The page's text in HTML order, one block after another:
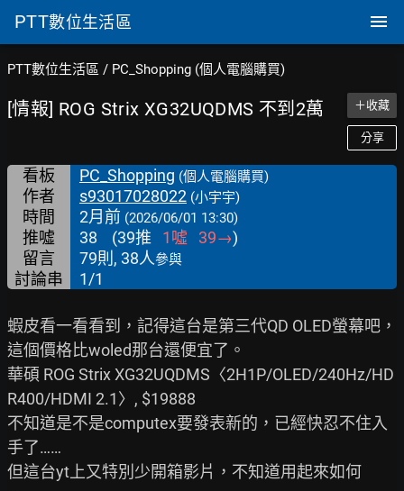
PTT數位生活區
PTT數位生活區 / PC_Shopping (個人電腦購買)
[情報] ROG Strix XG32UQDMS 不到2萬 ＋收藏
分享
看板 PC_Shopping (個人電腦購買)
作者 s93017028022 (小宇宇)
時間 2月前 (2026/06/01 13:30)
推噓 38 (39推 1噓 39→)
留言
79則, 38人參與
討論串 1/1
蝦皮看一看看到，記得這台是第三代QD OLED螢幕吧，
這個價格比woled那台還便宜了。
華碩 ROG Strix XG32UQDMS〈2H1P/OLED/240Hz/HD
R400/HDMI 2.1〉, $19888
不知道是不是computex要發表新的，已經快忍不住入
手了……
但這台yt上又特別少開箱影片，不知道用起來如何